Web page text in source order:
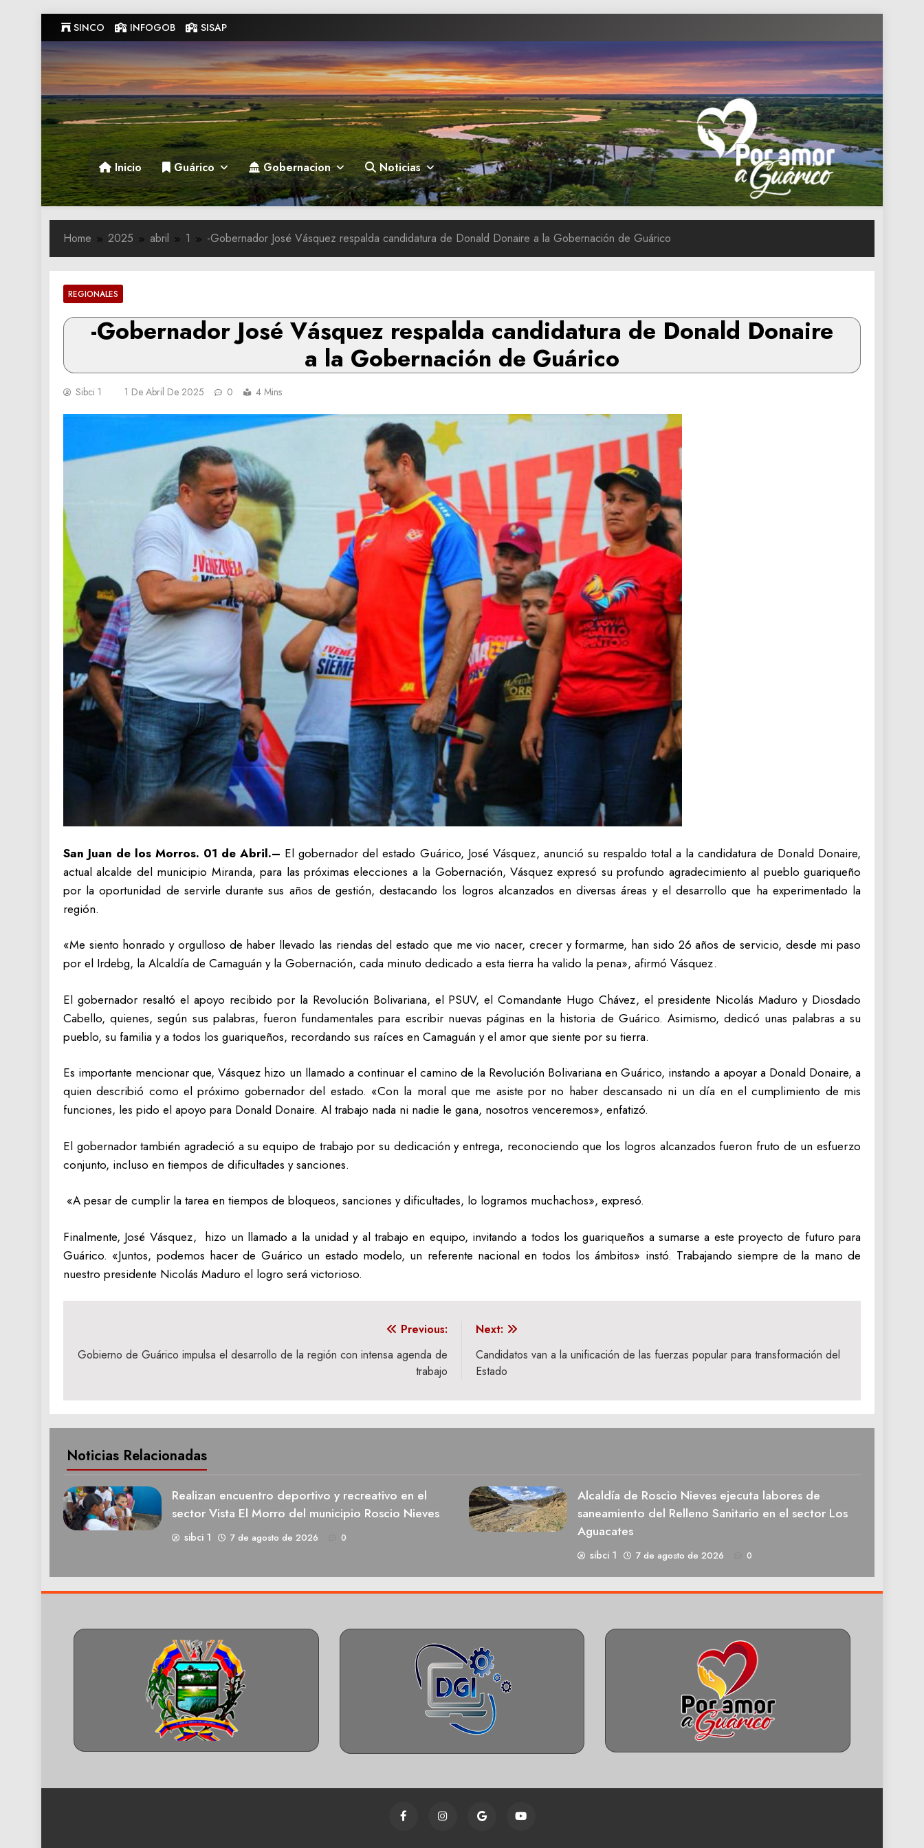
to
content
SINCO INFOGOB SISAP
Gobernacion de Guarico
Gobernacion de Guarico
Inicio Guárico Gobernacion Noticias
Home 2025 abril 1 -Gobernador José Vásquez respalda candidatura de Donald Donaire a la Gobernación de Guárico
REGIONALES
-Gobernador José Vásquez respalda candidatura de Donald Donaire
a la Gobernación de Guárico
Sibci 1 1 De Abril De 2025 0 4 Mins
San Juan de los Morros. 01 de Abril.– El gobernador del estado Guárico, José Vásquez, anunció su respaldo total a la candidatura de Donald Donaire,
actual alcalde del municipio Miranda, para las próximas elecciones a la Gobernación, Vásquez expresó su profundo agradecimiento al pueblo guariqueño
por la oportunidad de servirle durante sus años de gestión, destacando los logros alcanzados en diversas áreas y el desarrollo que ha experimentado la
región.
«Me siento honrado y orgulloso de haber llevado las riendas del estado que me vio nacer, crecer y formarme, han sido 26 años de servicio, desde mi paso
por el Irdebg, la Alcaldía de Camaguán y la Gobernación, cada minuto dedicado a esta tierra ha valido la pena», afirmó Vásquez.
El gobernador resaltó el apoyo recibido por la Revolución Bolivariana, el PSUV, el Comandante Hugo Chávez, el presidente Nicolás Maduro y Diosdado
Cabello, quienes, según sus palabras, fueron fundamentales para escribir nuevas páginas en la historia de Guárico. Asimismo, dedicó unas palabras a su
pueblo, su familia y a todos los guariqueños, recordando sus raíces en Camaguán y el amor que siente por su tierra.
Es importante mencionar que, Vásquez hizo un llamado a continuar el camino de la Revolución Bolivariana en Guárico, instando a apoyar a Donald Donaire, a
quien describió como el próximo gobernador del estado. «Con la moral que me asiste por no haber descansado ni un día en el cumplimiento de mis
funciones, les pido el apoyo para Donald Donaire. Al trabajo nada ni nadie le gana, nosotros venceremos», enfatizó.
El gobernador también agradeció a su equipo de trabajo por su dedicación y entrega, reconociendo que los logros alcanzados fueron fruto de un esfuerzo
conjunto, incluso en tiempos de dificultades y sanciones.
«A pesar de cumplir la tarea en tiempos de bloqueos, sanciones y dificultades, lo logramos muchachos», expresó.
Finalmente, José Vásquez, hizo un llamado a la unidad y al trabajo en equipo, invitando a todos los guariqueños a sumarse a este proyecto de futuro para
Guárico. «Juntos, podemos hacer de Guárico un estado modelo, un referente nacional en todos los ámbitos» instó. Trabajando siempre de la mano de
nuestro presidente Nicolás Maduro el logro será victorioso.
de
Previous:
Gobierno de Guárico impulsa el desarrollo de la región con intensa agenda de
trabajo
Next:
Candidatos van a la unificación de las fuerzas popular para transformación del
Estado
Noticias Relacionadas
Realizan encuentro deportivo y recreativo en el
sector Vista El Morro del municipio Roscio Nieves
sibci 1 7 de agosto de 2026 0
Alcaldía de Roscio Nieves ejecuta labores de
saneamiento del Relleno Sanitario en el sector Los
Aguacates
sibci 1 7 de agosto de 2026 0